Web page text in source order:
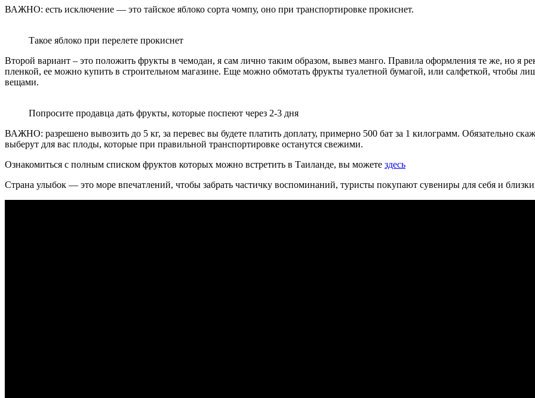
ВАЖНО: есть исключение — это тайское яблоко сорта чомпу, оно при транспортировке прокиснет.
Такое яблоко при перелете прокиснет
Второй вариант – это положить фрукты в чемодан, я сам лично таким образом, вывез манго. Правила оформления те же, но я
пленкой, ее можно купить в строительном магазине. Еще можно обмотать фрукты туалетной бумагой, или салфеткой, чтобы
вещами.
Попросите продавца дать фрукты, которые поспеют через 2-3 дня
ВАЖНО: разрешено вывозить до 5 кг, за перевес вы будете платить доплату, примерно 500 бат за 1 килограмм. Обязательно
выберут для вас плоды, которые при правильной транспортировке останутся свежими.
Ознакомиться с полным списком фруктов которых можно встретить в Таиланде, вы можете здесь
Страна улыбок — это море впечатлений, чтобы забрать частичку воспоминаний, туристы покупают сувениры для себя и